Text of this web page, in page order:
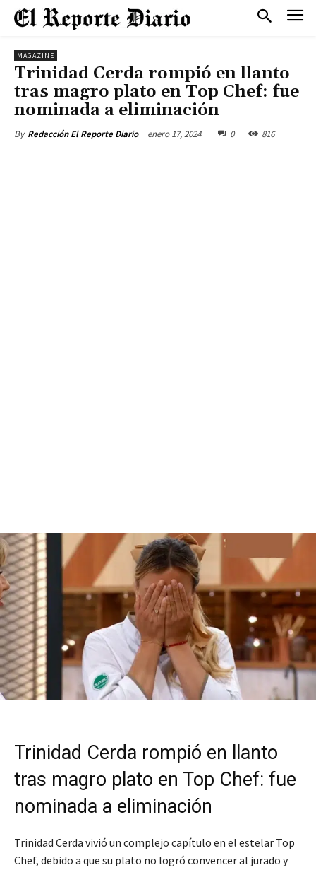
MAGAZINE
Trinidad Cerda rompió en llanto
tras magro plato en Top Chef: fue
nominada a eliminación
By Redacción El Reporte Diario enero 17, 2024 0 816
Trinidad Cerda rompió en llanto
tras magro plato en Top Chef: fue
nominada a eliminación
Trinidad Cerda vivió un complejo capítulo en el estelar Top
Chef, debido a que su plato no logró convencer al jurado y